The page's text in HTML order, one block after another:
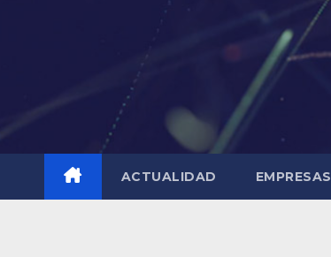
ACTUALIDAD EMPRESAS